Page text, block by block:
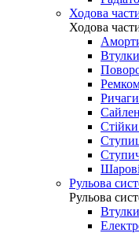
Ходова
Ходова
Втулки
Стійки
Рульова
Рульова